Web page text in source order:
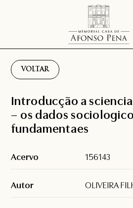
VOLTAR
Introducção a
– os dados
fundamentaes
Acervo 156143
Autor OLIVEIRA